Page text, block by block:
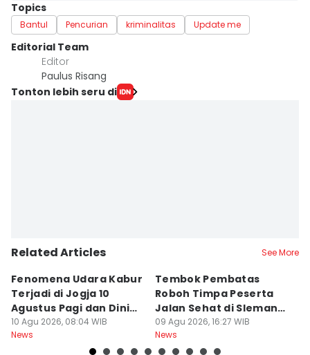
Topics
Bantul Pencurian kriminalitas Update me
Editorial Team
Editor
Paulus Risang
Tonton lebih seru di
Related Articles See More
Fenomena Udara Kabur
Terjadi di Jogja 10
Agustus Pagi dan Dini
Hari
10 Agu 2026, 08:04 WIB
News
Tembok Pembatas
Roboh Timpa Peserta
Jalan Sehat di Sleman,
10 Orang Luka
09 Agu 2026, 16:27 WIB
News